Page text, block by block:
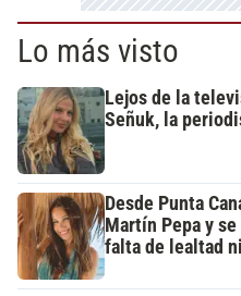
Lo más visto
Lejos de la
Señuk, la
Desde Punta
Martín Pepa y
falta de lealtad